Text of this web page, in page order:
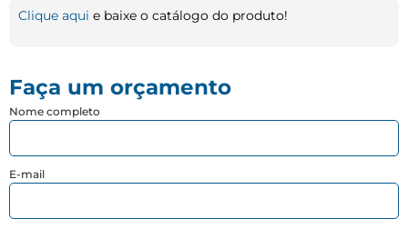
Clique aqui e baixe o catálogo do produto!
Faça um orçamento
Nome completo
E-mail